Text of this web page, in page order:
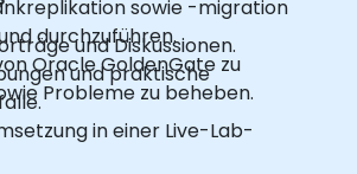
sowie -migration
durchzuführen.
Oracle GoldenGate zu
Probleme zu beheben.
und Diskussionen.
und praktische
in einer Live-Lab-